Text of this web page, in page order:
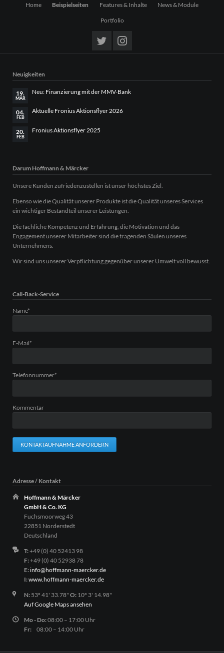
Home Beispielseiten Features & Inhalte News & Module
Portfolio
Neuigkeiten
19.
MÄR
Neu: Finanzierung mit der MMV-Bank
04.
FEB
Aktuelle Fronius Aktionsflyer 2026
20.
FEB
Fronius Aktionsflyer 2025
Darum Hoffmann & Märcker
Unsere Kunden zufriedenzustellen ist unser höchstes Ziel.
Ebenso wie die Qualität unserer Produkte ist die Qualität unseres Services
ein wichtiger Bestandteil unserer Leistungen.
Die fachliche Kompetenz und Erfahrung, die Motivation und das
Engagement unserer Mitarbeiter sind die tragenden Säulen unseres
Unternehmens.
Wir sind uns unserer Verpflichtung gegenüber unserer Umwelt voll bewusst.
Call-Back-Service
Pflichtfeld
Name*
Pflichtfeld
E-Mail*
Pflichtfeld
Telefonnummer*
Kommentar
KONTAKTAUFNAHME ANFORDERN
Adresse / Kontakt
Hoffmann & Märcker
GmbH & Co. KG
Fuchsmoorweg 43
22851 Norderstedt
Deutschland
T:+49 (0) 40 52413 98
F:+49 (0) 40 52938 78
E:info@hoffmann-maercker.de
I:www.hoffmann-maercker.de
N:53º 41' 33.78" O:10º 3' 14.98"
Auf Google Maps ansehen
Mo - Do:08:00 – 17:00 Uhr
Fr: 08:00 – 14:00 Uhr